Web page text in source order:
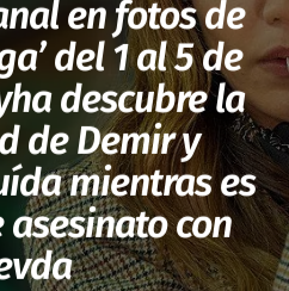
en fotos de
del 1 al 5 de
descubre la
de Demir y
mientras es
con